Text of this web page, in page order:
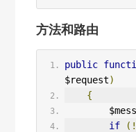
方法和路由
public
$request)
{
if
(!